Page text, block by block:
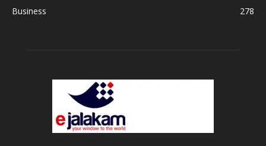
Business
278